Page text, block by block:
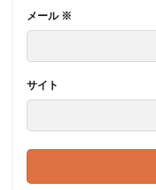
メール ※
サイト